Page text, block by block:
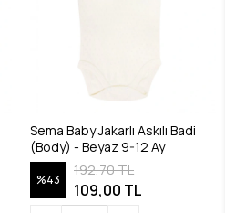
Sema Baby Jakarlı Askılı Badi
(Body) - Beyaz 9-12 Ay
%43
192,70 TL
109,00 TL